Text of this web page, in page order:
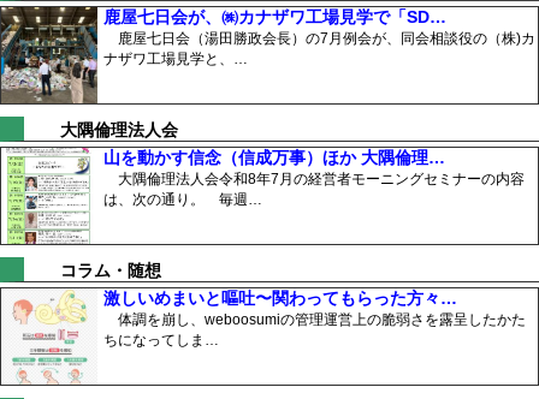
鹿屋七日会が、㈱カナザワ工場見学で「SD…
鹿屋七日会（湯田勝政会長）の7月例会が、同会相談役の（株)カ
ナザワ工場見学と、…
大隅倫理法人会
山を動かす信念（信成万事）ほか 大隅倫理…
大隅倫理法人会令和8年7月の経営者モーニングセミナーの内容
は、次の通り。 毎週…
コラム・随想
激しいめまいと嘔吐〜関わってもらった方々…
体調を崩し、weboosumiの管理運営上の脆弱さを露呈したかた
ちになってしま…